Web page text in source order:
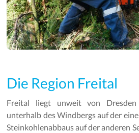
Die Region Freital
Freital liegt unweit von
unterhalb des Windbergs auf der
Steinkohlenabbaus auf der anderen